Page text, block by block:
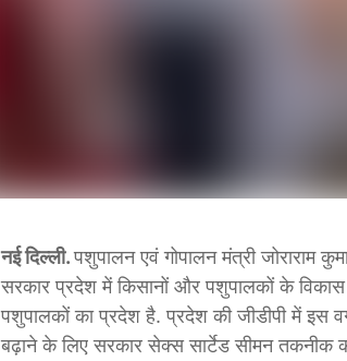
नई दिल्ली.पशुपालन एवं गोपालन मंत्री जोराराम
सरकार प्रदेश में किसानों और पशुपालकों के
पशुपालकों का प्रदेश है. प्रदेश की जीडीपी में इस
बढ़ाने के लिए सरकार सेक्स सार्टेड सीमन तकनीक